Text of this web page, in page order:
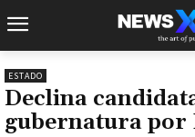
ESTADO
Declina
gubernatura